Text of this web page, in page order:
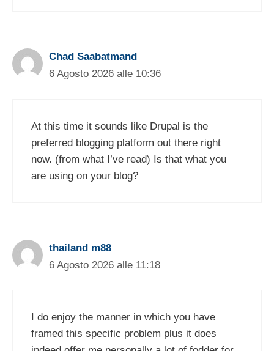
Chad Saabatmand
6 Agosto 2026 alle 10:36
At this time it sounds like Drupal is the
preferred blogging platform out there right
now. (from what I’ve read) Is that what you
are using on your blog?
thailand m88
6 Agosto 2026 alle 11:18
I do enjoy the manner in which you have
framed this specific problem plus it does